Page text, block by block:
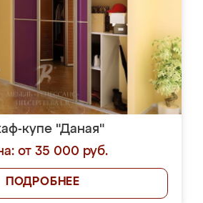
купе "Даная"
от 35 000 руб.
ПОДРОБНЕЕ